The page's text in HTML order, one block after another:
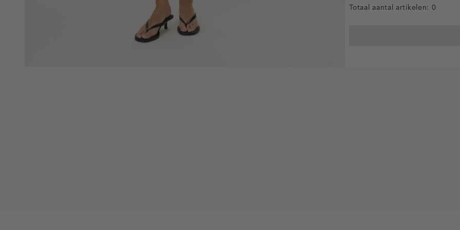
Totaal aantal artikelen: 0